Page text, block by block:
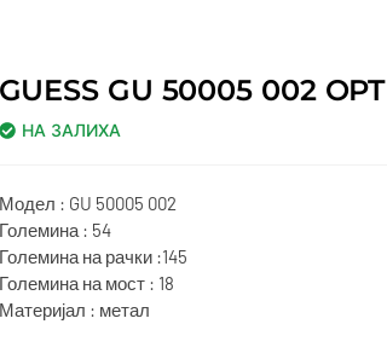
GUESS GU 50005 002 OPT
НА ЗАЛИХА
Модел : GU 50005 002
Големина : 54
Големина на рачки :145
Големина на мост : 18
Материјал : метал